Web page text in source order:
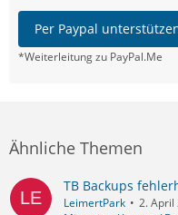
Per Paypal
*Weiterleitung zu PayPal.Me
Ähnliche Themen
TB Backups
LeimertPark
2. April